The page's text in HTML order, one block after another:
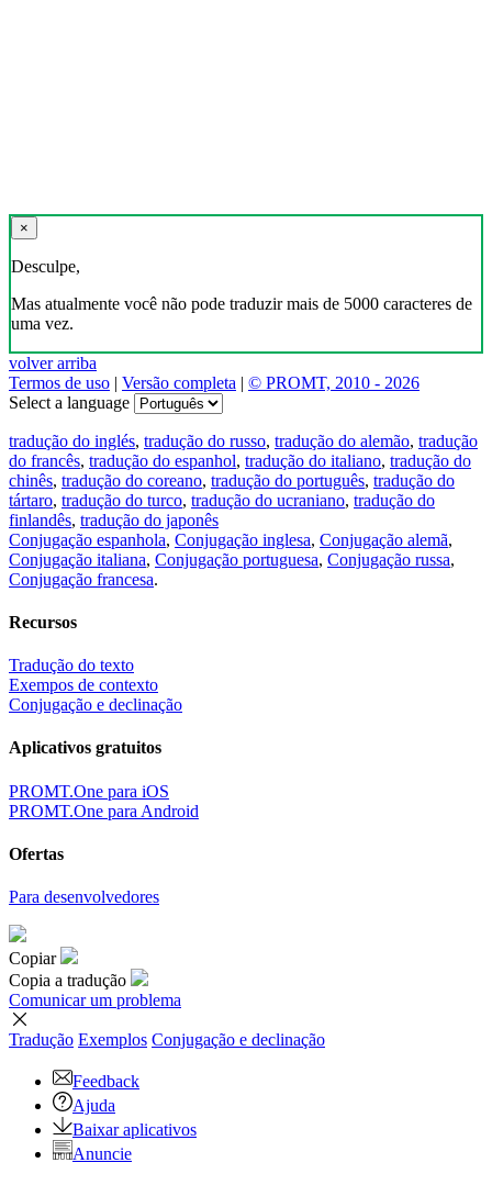
×
Desculpe,
Mas atualmente você não pode traduzir mais de 5000 caracteres de
uma vez.
volver arriba
Termos de uso | Versão completa | © PROMT, 2010 - 2026
Select a language
tradução do inglés, tradução do russo, tradução do alemão, tradução
do francês, tradução do espanhol, tradução do italiano, tradução do
chinês, tradução do coreano, tradução do português, tradução do
tártaro, tradução do turco, tradução do ucraniano, tradução do
finlandês, tradução do japonês
Conjugação espanhola, Conjugação inglesa, Conjugação alemã,
Conjugação italiana, Conjugação portuguesa, Conjugação russa,
Conjugação francesa.
Recursos
Tradução do texto
Exempos de contexto
Conjugação e declinação
Aplicativos gratuitos
PROMT.One para iOS
PROMT.One para Android
Ofertas
Para desenvolvedores
Copiar
Copia a tradução
Comunicar um problema
Tradução Exemplos Conjugação e declinação
Feedback
Ajuda
Baixar aplicativos
Anuncie